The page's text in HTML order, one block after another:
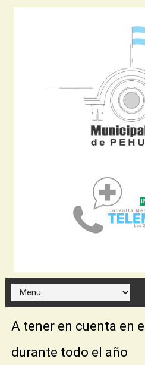
A tener en cuenta en
durante todo el año